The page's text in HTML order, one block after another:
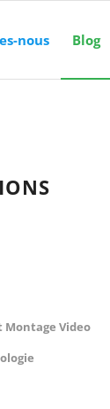
nous Blog
Video